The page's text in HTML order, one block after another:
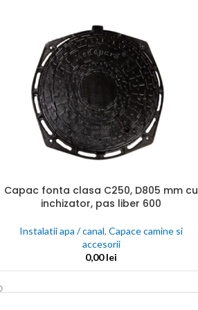
ADAUGĂ ÎN COȘ
Capac fonta clasa C250, D805 mm cu
inchizator, pas liber 600
Instalatii apa / canal, Capace camine si
accesorii
0,00lei